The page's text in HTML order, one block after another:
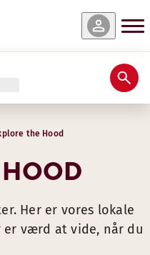
the Hood
HOOD
Her er vores lokale
værd at vide, når du